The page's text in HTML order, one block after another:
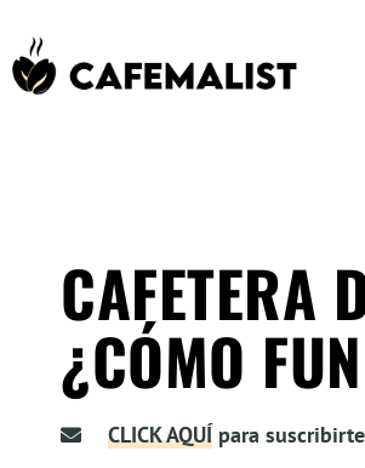
CAFETERA
¿CÓMO
CLICK AQUÍ para